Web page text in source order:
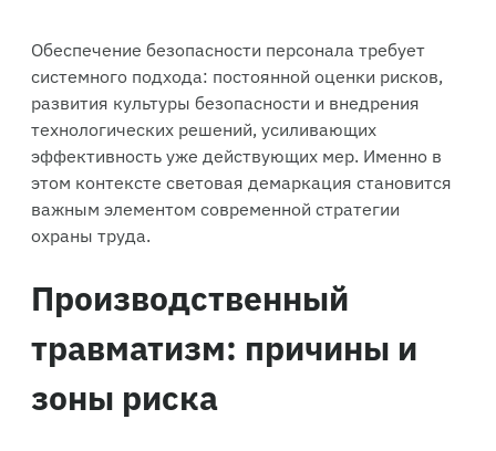
Обеспечение безопасности персонала требует
системного подхода: постоянной оценки рисков,
развития культуры безопасности и внедрения
технологических решений, усиливающих
эффективность уже действующих мер. Именно в
этом контексте световая демаркация становится
важным элементом современной стратегии
охраны труда.
Производственный
травматизм: причины и
зоны риска